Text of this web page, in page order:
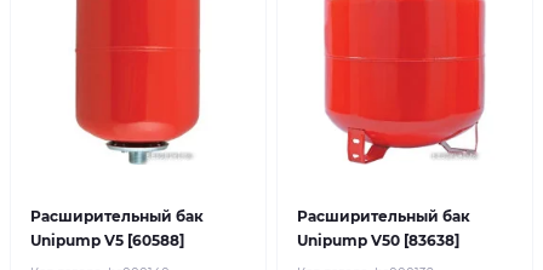
Расширительный бак
Unipump V5 [60588]
Расширительный бак
Unipump V50 [83638]